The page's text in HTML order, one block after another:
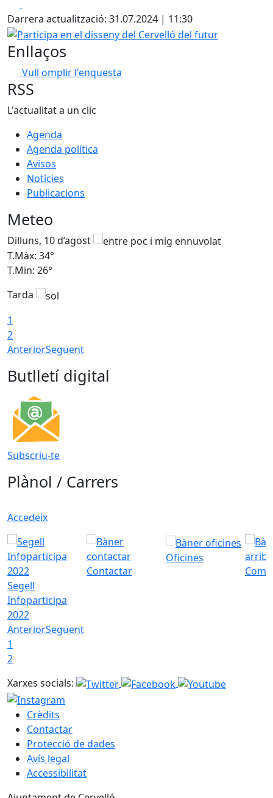
Darrera actualització: 31.07.2024 | 11:30
Participa en el disseny del Cervelló del futur
Enllaços
Vull omplir l'enquesta
RSS
L'actualitat a un clic
Agenda
Agenda política
Avisos
Notícies
Publicacions
Meteo
Dilluns, 10 d’agost
T.Màx: 34°
T.Min: 26°
Tarda
1
2
AnteriorSegüent
Butlletí digital
Subscriu-te
Plànol / Carrers
Accedeix
Segell
Infoparticipa
2022
Contactar
Oficines
Com
AnteriorSegüent
1
2
Xarxes socials:
Crèdits
Contactar
Protecció de dades
Avís legal
Accessibilitat